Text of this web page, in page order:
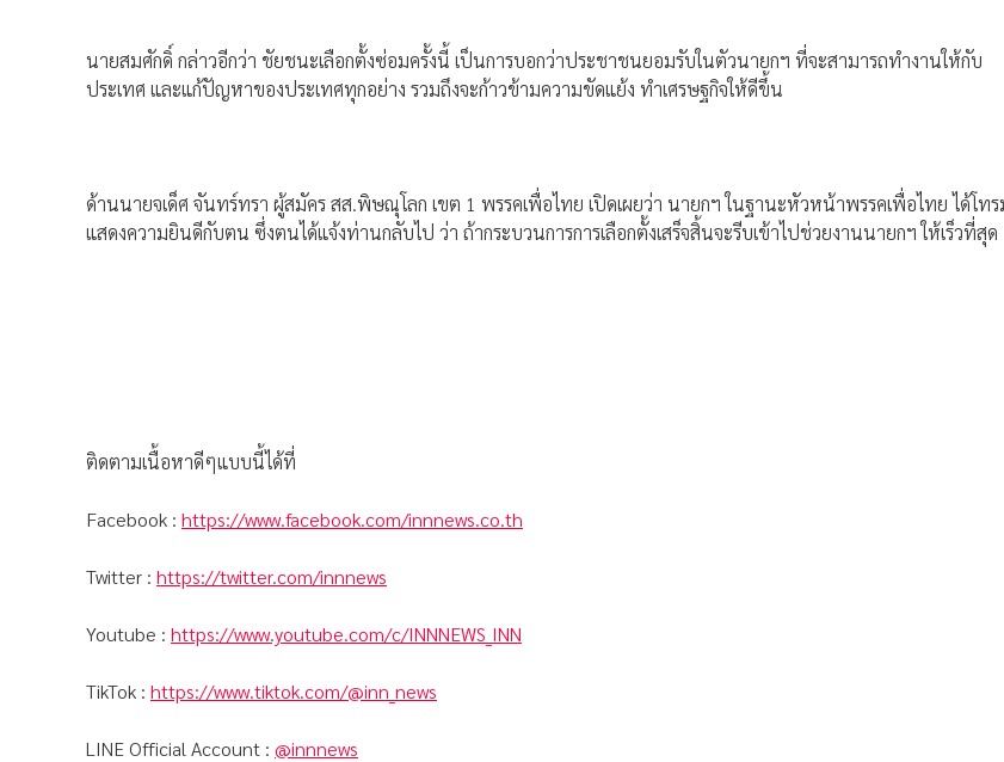
นายสมศักดิ์ กล่าวอีกว่า ชัยชนะเลือกตั้งซ่อมครั้งนี้ เป็นการบอกว่าประชาชนยอมรับในตัวนายกฯ ที่จะสามารถทำงานให้กับ
ประเทศ และแก้ปัญหาของประเทศทุกอย่าง รวมถึงจะก้าวข้ามความขัดแย้ง ทำเศรษฐกิจให้ดีขึ้น
ด้านนายจเด็ศ จันทร์ทรา ผู้สมัคร สส.พิษณุโลก เขต 1 พรรคเพื่อไทย เปิดเผยว่า นายกฯ ในฐานะหัวหน้าพรรคเพื่อไทย ได้โทร
แสดงความยินดีกับตน ซึ่งตนได้แจ้งท่านกลับไป ว่า ถ้ากระบวนการการเลือกตั้งเสร็จสิ้นจะรีบเข้าไปช่วยงานนายกฯ ให้เร็วที่สุด
ติดตามเนื้อหาดีๆแบบนี้ได้ที่
Facebook : https://www.facebook.com/innnews.co.th
Twitter : https://twitter.com/innnews
Youtube : https://www.youtube.com/c/INNNEWS_INN
TikTok : https://www.tiktok.com/@inn_news
LINE Official Account : @innnews